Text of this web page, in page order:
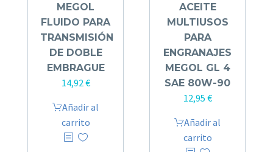
MEGOL
FLUIDO PARA
TRANSMISIÓN
DE DOBLE
EMBRAGUE
14,92€
Añadir al
carrito
ACEITE
MULTIUSOS
PARA
ENGRANAJES
MEGOL GL 4
SAE 80W-90
12,95 €
Añadir al
carrito